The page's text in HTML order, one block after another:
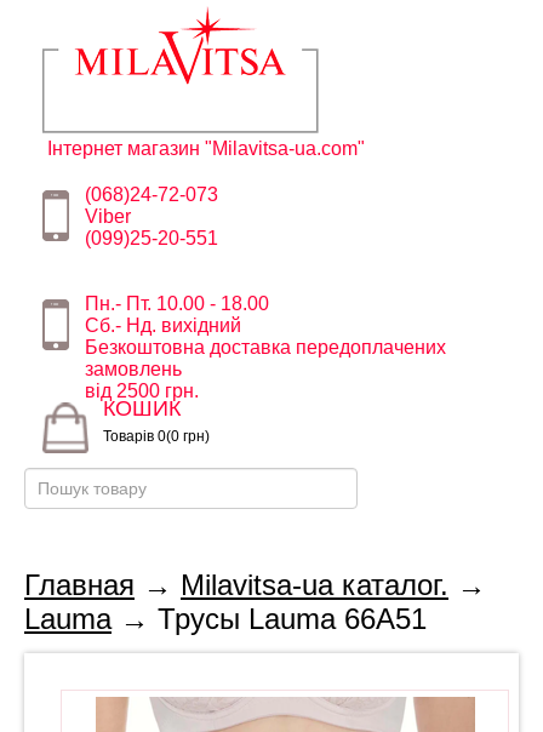
Інтернет магазин "Milavitsa-ua.com"
(068)24-72-073
Viber
(099)25-20-551
Пн.- Пт. 10.00 - 18.00
Сб.- Нд. вихідний
Безкоштовна доставка передоплачених
замовлень
від 2500 грн.
КОШИК
Товарів 0(0 грн)
Главная → Milavitsa-ua каталог. →
Lauma→ Трусы Lauma 66A51